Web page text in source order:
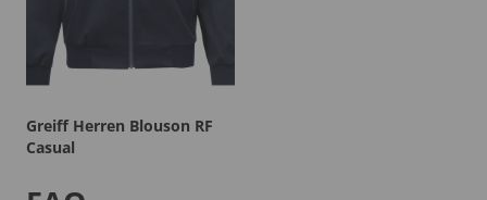
Greiff Herren Blouson RF
Casual